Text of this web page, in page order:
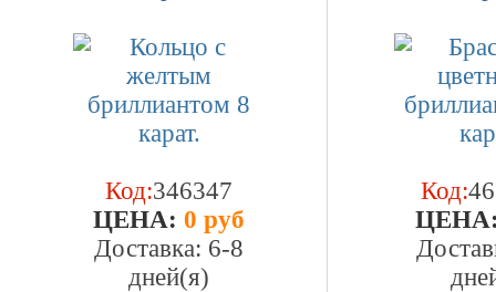
Код:346347
ЦEHA: 0 руб
Доставка: 6-8
дней(я)
Код: